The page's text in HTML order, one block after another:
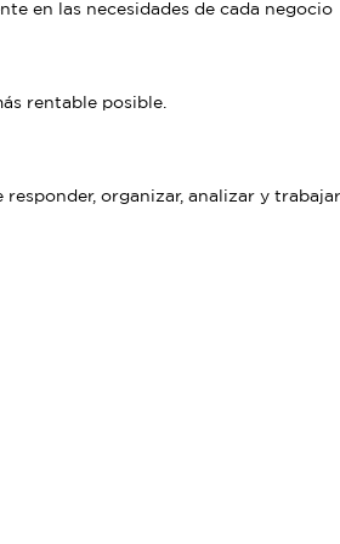
en las necesidades de cada negocio
rentable posible.
organizar, analizar y